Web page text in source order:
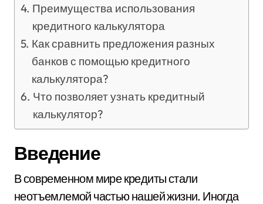
Преимущества использования
кредитного калькулятора
Как сравнить предложения разных
банков с помощью кредитного
калькулятора?
Что позволяет узнать кредитный
калькулятор?
Введение
В современном мире кредиты стали
неотъемлемой частью нашей жизни. Иногда